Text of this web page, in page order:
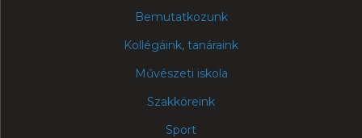
Bemutatkozunk
Kollégáink, tanáraink
Művészeti iskola
Szakköreink
Sport